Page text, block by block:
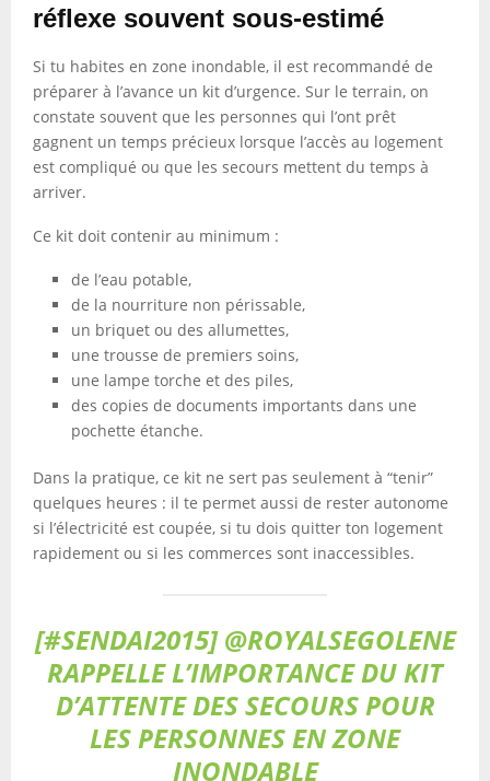
réflexe souvent sous-estimé
Si tu habites en zone inondable, il est recommandé de
préparer à l’avance un kit d’urgence. Sur le terrain, on
constate souvent que les personnes qui l’ont prêt
gagnent un temps précieux lorsque l’accès au logement
est compliqué ou que les secours mettent du temps à
arriver.
Ce kit doit contenir au minimum :
de l’eau potable,
de la nourriture non périssable,
un briquet ou des allumettes,
une trousse de premiers soins,
une lampe torche et des piles,
des copies de documents importants dans une
pochette étanche.
Dans la pratique, ce kit ne sert pas seulement à “tenir”
quelques heures : il te permet aussi de rester autonome
si l’électricité est coupée, si tu dois quitter ton logement
rapidement ou si les commerces sont inaccessibles.
[#SENDAI2015] @ROYALSEGOLENE
RAPPELLE L’IMPORTANCE DU KIT
D’ATTENTE DES SECOURS POUR
LES PERSONNES EN ZONE
INONDABLE